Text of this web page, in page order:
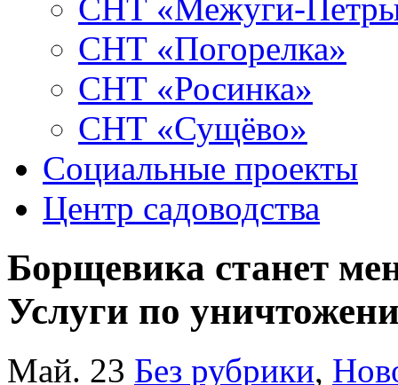
СНТ «Межуги-
СНТ «Погорелка»
СНТ «Росинка»
СНТ «Сущёво»
Социальные проекты
Центр садоводства
Борщевика станет
Услуги по
Май. 23 Без рубрики,